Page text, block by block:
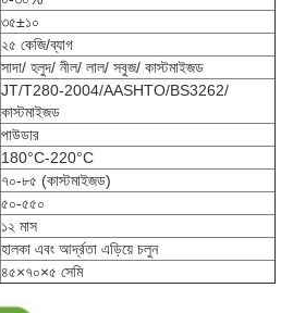
৩৫±১০
২৫ কেজি/ব্যাগ
সাদা/ হলুদ/ নীল/ লাল/ সবুজ/ কাস্টমাইজড
JT/T280-2004/AASHTO/BS3262/
কাস্টমাইজড
পাউডার
180°C-220°C
৭০-৮৫ (কাস্টমাইজড)
৫০-৫৫০
১২ মাস
হালকা এবং আর্দ্রতা এড়িয়ে চলুন
৪৫×৭০×৫ সেমি